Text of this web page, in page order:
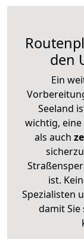
den
Ein
Seeland
wichtig,
als auch
ist.
Spezialisten
damit Sie